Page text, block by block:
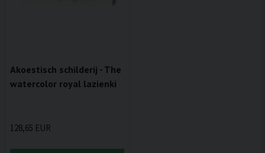
Akoestisch schilderij - The
watercolor royal lazienki
128,65 EUR